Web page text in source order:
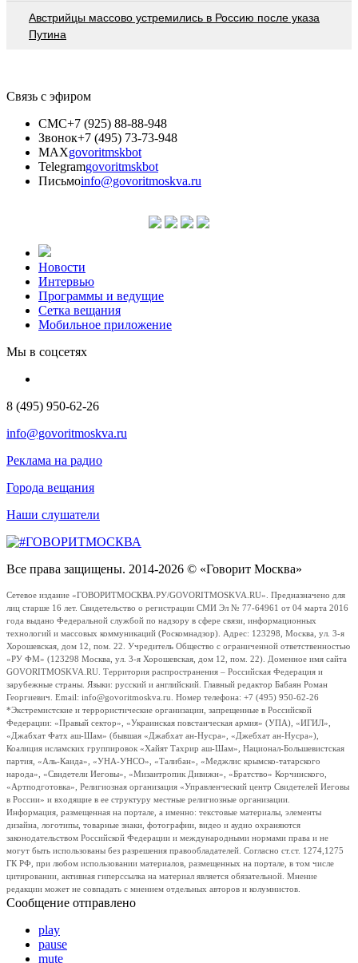
Австрийцы массово устремились в Россию после указа
Путина
Связь с эфиром
СМС+7 (925) 88-88-948
Звонок+7 (495) 73-73-948
MAXgovoritmskbot
Telegramgovoritmskbot
Письмоinfo@govoritmoskva.ru
Новости
Интервью
Программы и ведущие
Сетка вещания
Мобильное приложение
Мы в соцсетях
8 (495) 950-62-26
info@govoritmoskva.ru
Реклама на радио
Города вещания
Наши слушатели
Все права защищены. 2014-2026 © «Говорит Москва»
Сетевое издание «ГОВОРИТМОСКВА.РУ/GOVORITMOSKVA.RU». Предназначено для
лиц старше 16 лет. Свидетельство о регистрации СМИ Эл № 77-64961 от 04 марта 2016
года выдано Федеральной службой по надзору в сфере связи, информационных
технологий и массовых коммуникаций (Роскомнадзор). Адрес: 123298, Москва, ул. 3-я
Хорошевская, дом 12, пом. 22. Учредитель Общество с ограниченной ответственностью
«РУ ФМ» (123298 Москва, ул. 3-я Хорошевская, дом 12, пом. 22). Доменное имя сайта
GOVORITMOSKVA.RU. Территория распространения – Российская Федерация и
зарубежные страны. Языки: русский и английский. Главный редактор Бабаян Роман
Георгиевич. Email: info@govoritmoskva.ru. Номер телефона: +7 (495) 950-62-26
*Экстремистские и террористические организации, запрещенные в Российской
Федерации: «Правый сектор», «Украинская повстанческая армия» (УПА), «ИГИЛ»,
«Джабхат Фатх аш-Шам» (бывшая «Джабхат ан-Нусра», «Джебхат ан-Нусра»),
Коалиция исламских группировок «Хайят Тахрир аш-Шам», Национал-Большевистская
партия, «Аль-Каида», «УНА-УНСО», «Талибан», «Меджлис крымско-татарского
народа», «Свидетели Иеговы», «Мизантропик Дивижн», «Братство» Корчинского,
«Артподготовка», Религиозная организация «Управленческий центр Свидетелей Иеговы
в России» и входящие в ее структуру местные религиозные организации.
Информация, размещенная на портале, а именно: текстовые материалы, элементы
дизайна, логотипы, товарные знаки, фотографии, видео и аудио охраняются
законодательством Российской Федерации и международными нормами права и не
могут быть использованы без разрешения правообладателей. Согласно ст.ст. 1274,1275
ГК РФ, при любом использовании материалов, размещенных на портале, в том числе
цитировании, активная гиперссылка на материал является обязательной. Мнение
редакции может не совпадать с мнением отдельных авторов и колумнистов.
Сообщение отправлено
play
pause
mute